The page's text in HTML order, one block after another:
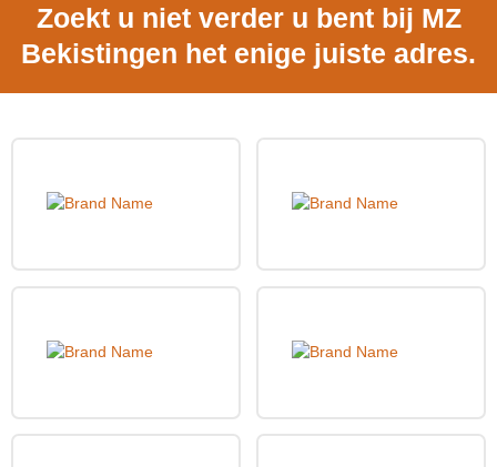
Zoekt u niet verder u bent bij MZ
Bekistingen het enige juiste adres.